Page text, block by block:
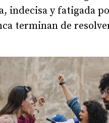
indecisa y fatigada
terminan de